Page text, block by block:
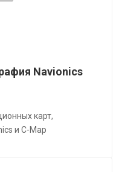
Navionics
карт,
и C-Map